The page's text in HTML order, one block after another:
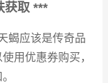
获取 ***
蝎应该是传奇品
用优惠券购买，